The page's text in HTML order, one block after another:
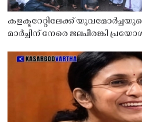
കളക്ടറേറ്റിലേക്ക്
മാർച്ചിന് നേരെ ജലപീരങ്കി